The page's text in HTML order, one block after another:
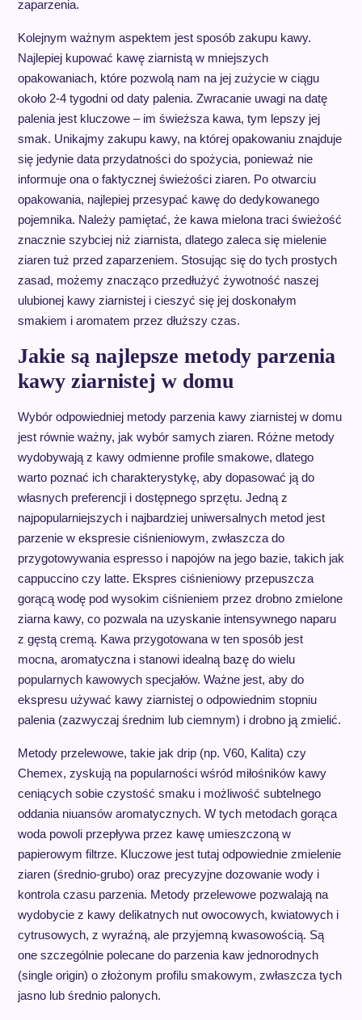
zaparzenia.
Kolejnym ważnym aspektem jest sposób zakupu kawy.
Najlepiej kupować kawę ziarnistą w mniejszych
opakowaniach, które pozwolą nam na jej zużycie w ciągu
około 2-4 tygodni od daty palenia. Zwracanie uwagi na datę
palenia jest kluczowe – im świeższa kawa, tym lepszy jej
smak. Unikajmy zakupu kawy, na której opakowaniu znajduje
się jedynie data przydatności do spożycia, ponieważ nie
informuje ona o faktycznej świeżości ziaren. Po otwarciu
opakowania, najlepiej przesypać kawę do dedykowanego
pojemnika. Należy pamiętać, że kawa mielona traci świeżość
znacznie szybciej niż ziarnista, dlatego zaleca się mielenie
ziaren tuż przed zaparzeniem. Stosując się do tych prostych
zasad, możemy znacząco przedłużyć żywotność naszej
ulubionej kawy ziarnistej i cieszyć się jej doskonałym
smakiem i aromatem przez dłuższy czas.
Jakie są najlepsze metody parzenia
kawy ziarnistej w domu
Wybór odpowiedniej metody parzenia kawy ziarnistej w domu
jest równie ważny, jak wybór samych ziaren. Różne metody
wydobywają z kawy odmienne profile smakowe, dlatego
warto poznać ich charakterystykę, aby dopasować ją do
własnych preferencji i dostępnego sprzętu. Jedną z
najpopularniejszych i najbardziej uniwersalnych metod jest
parzenie w ekspresie ciśnieniowym, zwłaszcza do
przygotowywania espresso i napojów na jego bazie, takich jak
cappuccino czy latte. Ekspres ciśnieniowy przepuszcza
gorącą wodę pod wysokim ciśnieniem przez drobno zmielone
ziarna kawy, co pozwala na uzyskanie intensywnego naparu
z gęstą cremą. Kawa przygotowana w ten sposób jest
mocna, aromatyczna i stanowi idealną bazę do wielu
popularnych kawowych specjałów. Ważne jest, aby do
ekspresu używać kawy ziarnistej o odpowiednim stopniu
palenia (zazwyczaj średnim lub ciemnym) i drobno ją zmielić.
Metody przelewowe, takie jak drip (np. V60, Kalita) czy
Chemex, zyskują na popularności wśród miłośników kawy
ceniących sobie czystość smaku i możliwość subtelnego
oddania niuansów aromatycznych. W tych metodach gorąca
woda powoli przepływa przez kawę umieszczoną w
papierowym filtrze. Kluczowe jest tutaj odpowiednie zmielenie
ziaren (średnio-grubo) oraz precyzyjne dozowanie wody i
kontrola czasu parzenia. Metody przelewowe pozwalają na
wydobycie z kawy delikatnych nut owocowych, kwiatowych i
cytrusowych, z wyraźną, ale przyjemną kwasowością. Są
one szczególnie polecane do parzenia kaw jednorodnych
(single origin) o złożonym profilu smakowym, zwłaszcza tych
jasno lub średnio palonych.